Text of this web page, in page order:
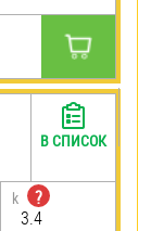
k
?
3.4
В СПИСОК